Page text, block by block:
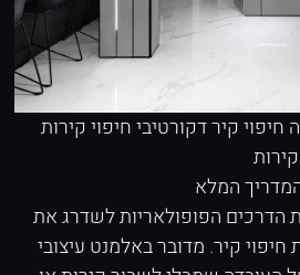
חיפוי קיר דקורטיביחיפוי קירות
המלא
הדרכים הפופולאריות לשדרג את
קיר. מדובר באלמנט עיצובי